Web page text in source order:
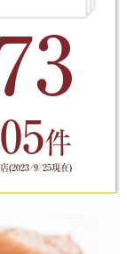
件
(2023/9/25現在)